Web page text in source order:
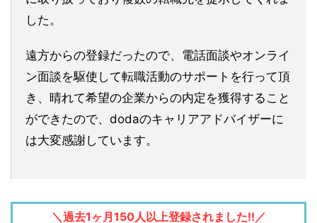
した。
遠方からの登録だったので、電話面談やオンライ
ン面談を駆使して転職活動のサポートを行って頂
き、晴れて希望の企業からの内定を獲得すること
ができたので、dodaのキャリアアドバイザーに
は大変感謝しています。
＼過去1ヶ月150人以上登録されました!!／